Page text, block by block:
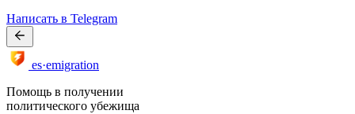
Написать в Telegram
es·emigration
Помощь в получении
политического убежища